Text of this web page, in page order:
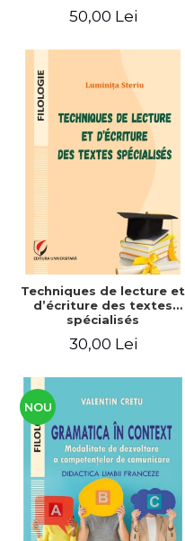
50,00 Lei
Techniques de lecture et
d’écriture des textes
spécialisés
30,00 Lei
NOU